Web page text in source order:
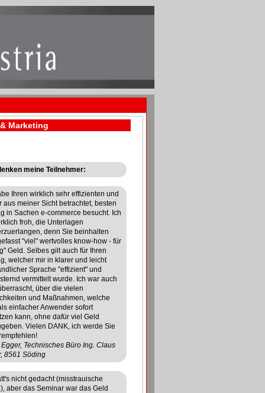
Marketing
meine Teilnehmer:
Ihren wirklich sehr effizienten und
aus meiner Sicht betrachtet, besten
in Sachen e-commerce besucht. Ich
froh, die Unterlagen
denn Sie beinhalten
"viel" wertvolles know-how - für
Geld. Selbes gilt auch für Ihren
welcher mir in klarer und leicht
Sprache "effizient" und
vermittelt wurde. Ich war auch
über die vielen
und Maßnahmen, welche
einfacher Anwender sofort
kann, ohne dafür viel Geld
Vielen DANK, ich werde Sie
Technisches Büro Ing. Claus
8561 Söding
nicht gedacht (misstrauische
aber das Seminar war das Geld